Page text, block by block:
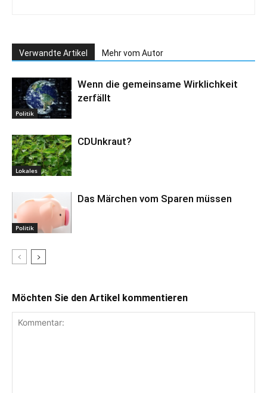
Verwandte Artikel Mehr vom Autor
Politik
Wenn die gemeinsame Wirklichkeit
zerfällt
Lokales
CDUnkraut?
Politik
Das Märchen vom Sparen müssen
Möchten Sie den Artikel kommentieren